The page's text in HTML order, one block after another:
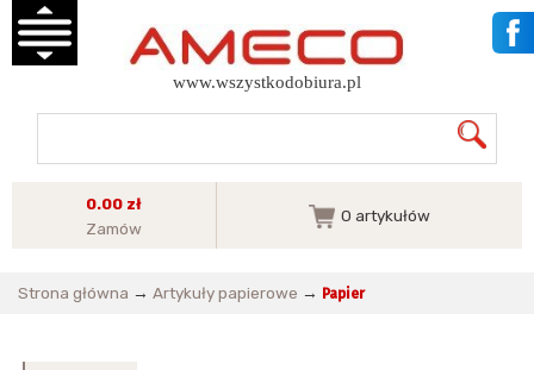
www.wszystkodobiura.pl
0.00 zł
Zamów
0 artykułów
Strona główna → Artykuły papierowe → Papier